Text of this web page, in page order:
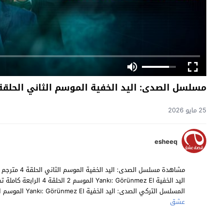
مسلسل الصدى: اليد الخفية الموسم الثاني الحلقة 4
25 مايو 2026
esheeq
المسلسل التركي الصدى: اليد الخفية Yankı: Görünmez El الموسم الثاني حلقة 4 مترجمة مسلسلات تركية 2025 حصرياً على موقع
عشق